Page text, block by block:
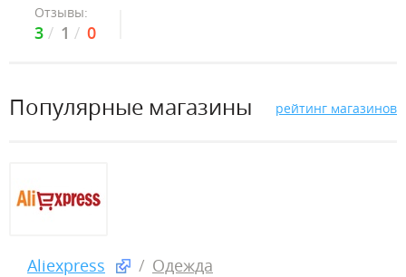
Отзывы:
3 1 0
Популярные магазины рейтинг магазинов
Aliexpress Одежда